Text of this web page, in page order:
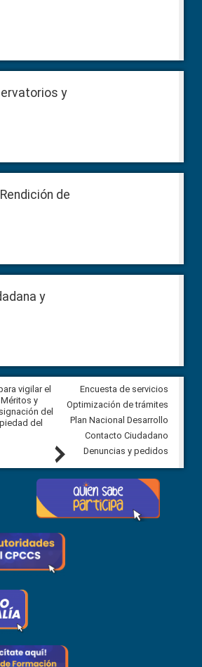
y
de
y
vigilar el
y
del
del
Veeduría Ciudadana para
construcción del asfaltado de
Ballenita del cantón Santa
7 agosto, 2026
Next
Encuesta de servicios
Optimización de trámites
Plan Nacional Desarrollo
Contacto Ciudadano
Denuncias y pedidos